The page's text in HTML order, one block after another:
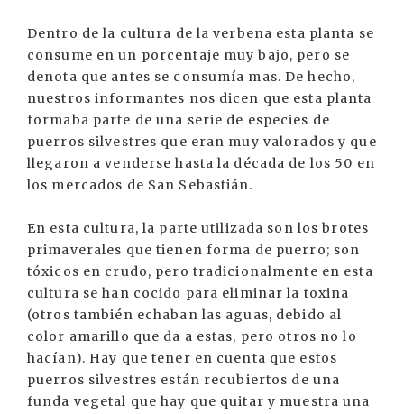
Dentro de la cultura de la verbena esta planta se
consume en un porcentaje muy bajo, pero se
denota que antes se consumía mas. De hecho,
nuestros informantes nos dicen que esta planta
formaba parte de una serie de especies de
puerros silvestres que eran muy valorados y que
llegaron a venderse hasta la década de los 50 en
los mercados de San Sebastián.
En esta cultura, la parte utilizada son los brotes
primaverales que tienen forma de puerro; son
tóxicos en crudo, pero tradicionalmente en esta
cultura se han cocido para eliminar la toxina
(otros también echaban las aguas, debido al
color amarillo que da a estas, pero otros no lo
hacían). Hay que tener en cuenta que estos
puerros silvestres están recubiertos de una
funda vegetal que hay que quitar y muestra una